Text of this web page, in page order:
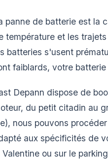
panne de batterie est la
température et les
batteries s'usent
faiblards, votre
Depann dispose de
du petit citadin au
nous pouvons
aux spécificités de
Valentine ou sur le